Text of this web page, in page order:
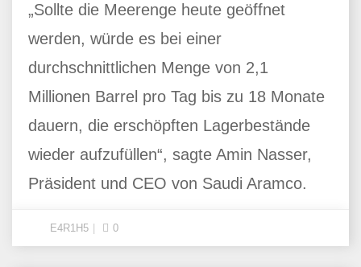
„Sollte die Meerenge heute geöffnet
werden, würde es bei einer
durchschnittlichen Menge von 2,1
Millionen Barrel pro Tag bis zu 18 Monate
dauern, die erschöpften Lagerbestände
wieder aufzufüllen“, sagte Amin Nasser,
Präsident und CEO von Saudi Aramco.
E4R1H5 0